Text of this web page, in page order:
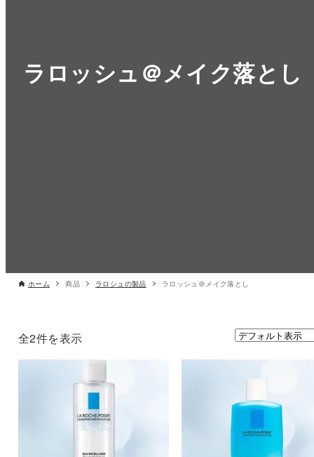
ラロッシュ＠メイク落とし
ホーム 商品 ラロシュの製品 ラロッシュ＠メイク落とし
全2件を表示